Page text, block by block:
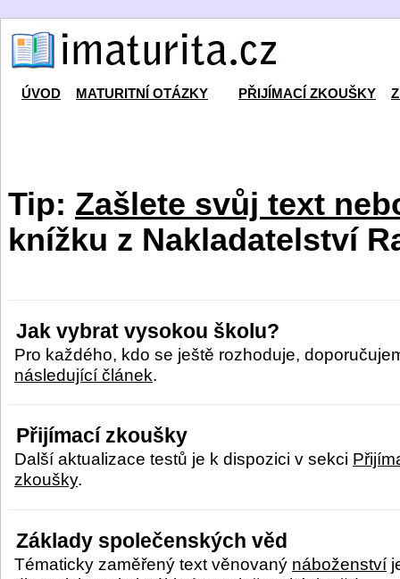
ÚVOD MATURITNÍ OTÁZKY PŘIJÍMACÍ ZKOUŠKY
Tip: Zašlete svůj text
knížku z Nakladatelství
Jak vybrat vysokou školu?
Pro každého, kdo se ještě rozhoduje,
následující článek.
Přijímací zkoušky
Další aktualizace testů je k dispozici v sekci
zkoušky.
Základy společenských věd
Tématicky zaměřený text věnovaný náboženství